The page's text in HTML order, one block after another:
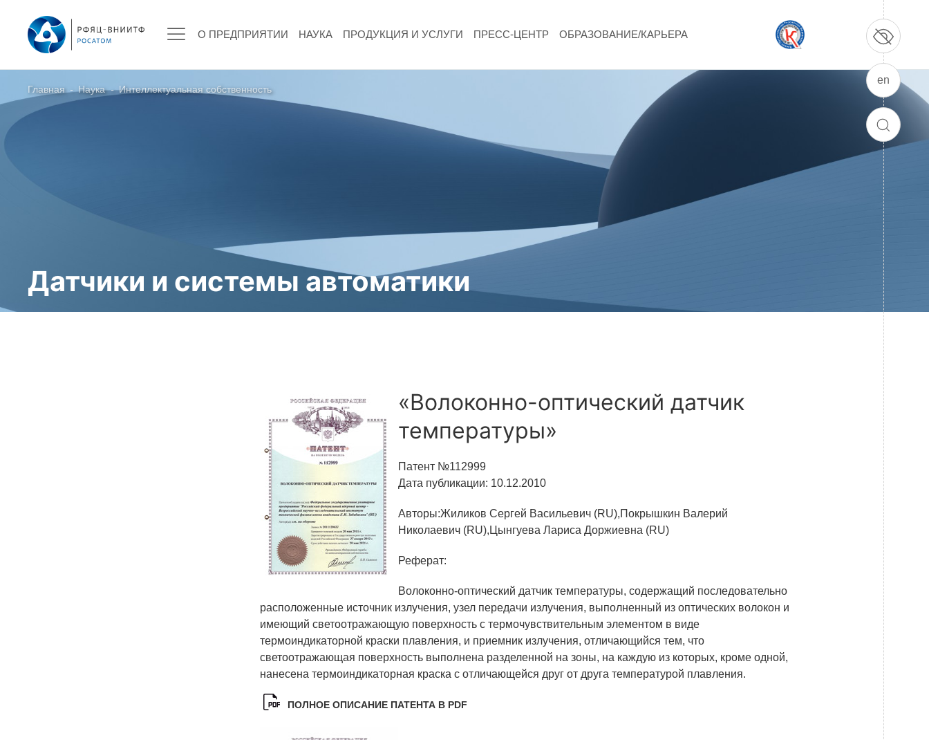
О ПРЕДПРИЯТИИ НАУКА ПРОДУКЦИЯ И УСЛУГИ ПРЕСС-ЦЕНТР ОБРАЗОВАНИЕ/КАРЬЕРА
О ПРЕДПРИЯТИИ НАУКА
Фундаментальные и прикладные
Космическая защита Земли
Забабахинские научные чтения
Семинар «Радиационная физика металлов
Семинар «Моделирование технологий
ЯТЦ»
Препринты
Зимняя школа по физике высоких
плотностей энергий
Молодежная научно-техническая
конференция «Исследования. Технологии.
Развитие»
ПРОДУКЦИЯ И УСЛУГИ
ДПО и ПО (Дополнительное
профессиональное образование и
профессиональное обучение)
Лазерные технологии
Каталог гражданской продукции
Испытательный центр ВЭИ
Новости отрасли
ПОСТАВЩИКАМ
Новости
Закупки
Документы
ПОСЕЩЕНИЕ ЗАТО
ОБРАЗОВАНИЕ/КАРЬЕРА
Главная - Наука - Интеллектуальная собственность
Датчики и системы автоматики
«Волоконно-оптический датчик
температуры»
Патент №112999
Дата публикации: 10.12.2010
Авторы:Жиликов Сергей Васильевич (RU),Покрышкин Валерий
Николаевич (RU),Цынгуева Лариса Доржиевна (RU)
Реферат:
Волоконно-оптический датчик температуры, содержащий последовательно
расположенные источник излучения, узел передачи излучения, выполненный из оптических волокон и
имеющий светоотражающую поверхность с термочувствительным элементом в виде
термоиндикаторной краски плавления, и приемник излучения, отличающийся тем, что
светоотражающая поверхность выполнена разделенной на зоны, на каждую из которых, кроме одной,
нанесена термоиндикаторная краска с отличающейся друг от друга температурой плавления.
ПОЛНОЕ ОПИСАНИЕ ПАТЕНТА В PDF
en